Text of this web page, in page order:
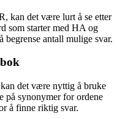
kan det være lurt å se etter
som starter med HA og
antall mulige svar.
det være nyttig å bruke
på synonymer for ordene
å finne riktig svar.